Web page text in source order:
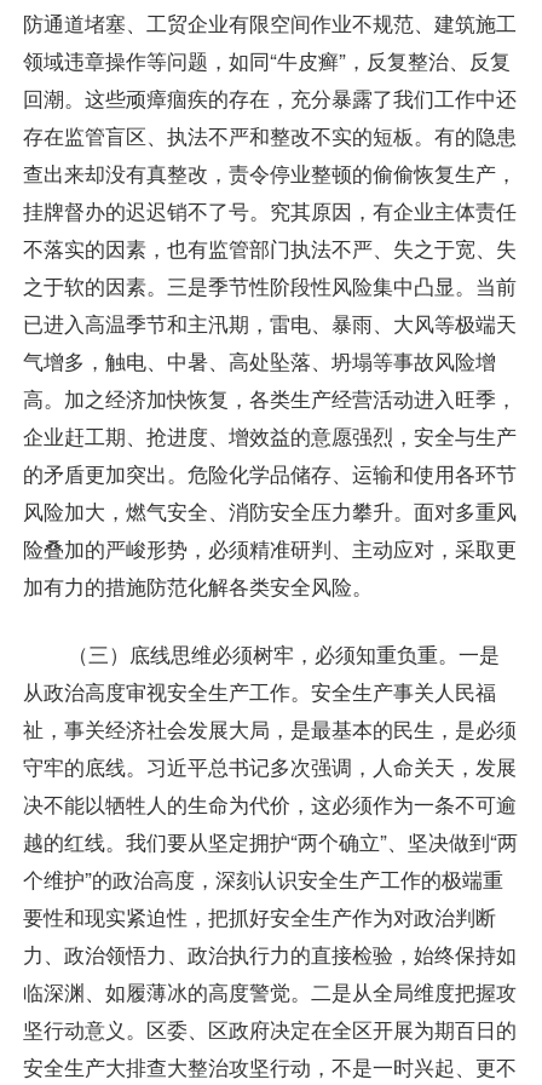
防通道堵塞、工贸企业有限空间作业不规范、建筑施工
领域违章操作等问题，如同“牛皮癣”，反复整治、反复
回潮。这些顽瘴痼疾的存在，充分暴露了我们工作中还
存在监管盲区、执法不严和整改不实的短板。有的隐患
查出来却没有真整改，责令停业整顿的偷偷恢复生产，
挂牌督办的迟迟销不了号。究其原因，有企业主体责任
不落实的因素，也有监管部门执法不严、失之于宽、失
之于软的因素。三是季节性阶段性风险集中凸显。当前
已进入高温季节和主汛期，雷电、暴雨、大风等极端天
气增多，触电、中暑、高处坠落、坍塌等事故风险增
高。加之经济加快恢复，各类生产经营活动进入旺季，
企业赶工期、抢进度、增效益的意愿强烈，安全与生产
的矛盾更加突出。危险化学品储存、运输和使用各环节
风险加大，燃气安全、消防安全压力攀升。面对多重风
险叠加的严峻形势，必须精准研判、主动应对，采取更
加有力的措施防范化解各类安全风险。
（三）底线思维必须树牢，必须知重负重。一是
从政治高度审视安全生产工作。安全生产事关人民福
祉，事关经济社会发展大局，是最基本的民生，是必须
守牢的底线。习近平总书记多次强调，人命关天，发展
决不能以牺牲人的生命为代价，这必须作为一条不可逾
越的红线。我们要从坚定拥护“两个确立”、坚决做到“两
个维护”的政治高度，深刻认识安全生产工作的极端重
要性和现实紧迫性，把抓好安全生产作为对政治判断
力、政治领悟力、政治执行力的直接检验，始终保持如
临深渊、如履薄冰的高度警觉。二是从全局维度把握攻
坚行动意义。区委、区政府决定在全区开展为期百日的
安全生产大排查大整治攻坚行动，不是一时兴起、更不